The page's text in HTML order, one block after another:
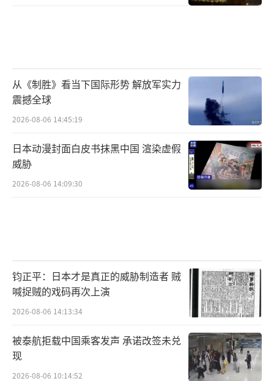
从《制胜》看当下国际形势 解放军实力
震撼全球
2026-08-06 14:45:19
日本动漫封面白皮书抹黑中国 渲染虚假
威胁
2026-08-06 14:09:30
钧正平：日本才是真正的威胁制造者 贼
喊捉贼的戏码再次上演
2026-08-06 14:13:34
被泰航拒载中国乘客发声 承诺改签未兑
现
2026-08-06 10:14:52